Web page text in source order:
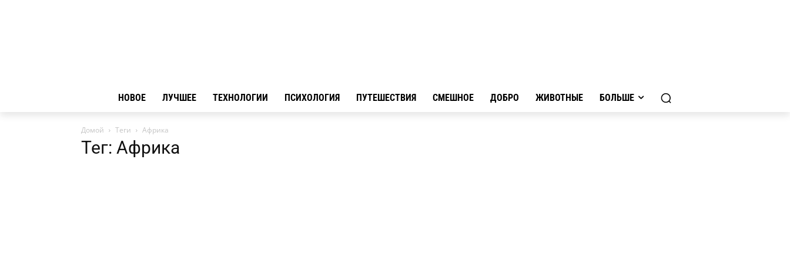
НОВОЕ ЛУЧШЕЕ ТЕХНОЛОГИИ ПСИХОЛОГИЯ ПУТЕШЕСТВИЯ СМЕШНОЕ ДОБРО ЖИВОТНЫЕ БОЛЬШЕ
Домой Теги Африка
Тег: Африка